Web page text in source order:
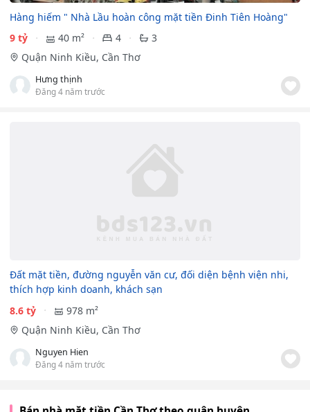
Hàng hiếm " Nhà Lầu hoàn công mặt tiền Đinh Tiên Hoàng"
9 tỷ
40 m² 4
3
Quận Ninh Kiều, Cần Thơ
Hưng thịnh
Đăng 4 năm trước
Đất mặt tiền, đường nguyễn văn cư, đối diện bệnh viện nhi,
thích hợp kinh doanh, khách sạn
8.6 tỷ
978 m²
Quận Ninh Kiều, Cần Thơ
Nguyen Hien
Đăng 4 năm trước